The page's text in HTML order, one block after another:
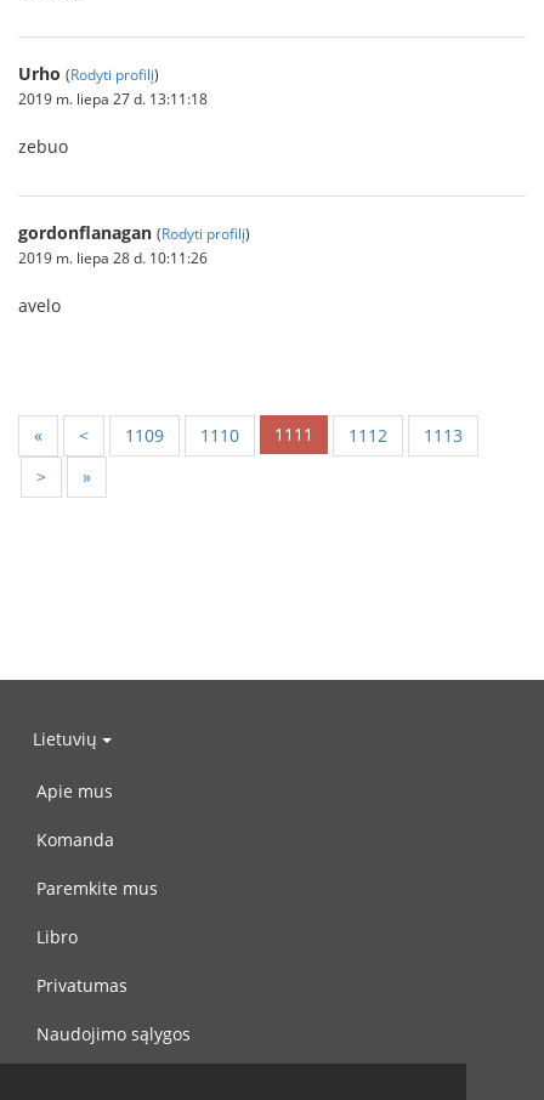
Urho (Rodyti profilį)
2019 m. liepa 27 d. 13:11:18
zebuo
gordonflanagan (Rodyti profilį)
2019 m. liepa 28 d. 10:11:26
avelo
« < 1109 1110 1111 1112
1113
>
»
Lietuvių
Apie mus
Komanda
Paremkite mus
Libro
Privatumas
Naudojimo sąlygos